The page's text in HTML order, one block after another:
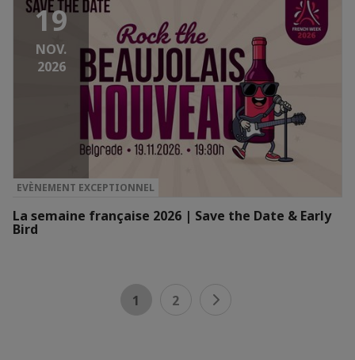
19
NOV.
2026
EVÈNEMENT EXCEPTIONNEL
La semaine française 2026 | Save the Date & Early
Bird
1 2